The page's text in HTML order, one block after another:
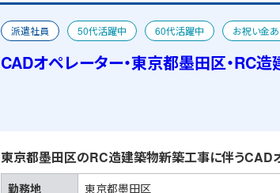
派遣社員 50代活躍中 60代活躍中 お祝い金あ
CAD求人特集
宿舎あり
CADオペレーター・東京都墨田区・RC
東京都墨田区のRC造建築物新築工事に伴うCADオ
勤務地 東京都墨田区